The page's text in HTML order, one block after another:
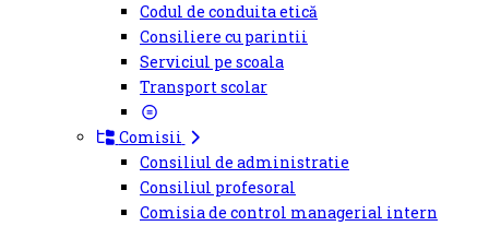
Codul de conduita etică
Consiliere cu parintii
Serviciul pe scoala
Transport scolar
Comisii
Consiliul de administratie
Consiliul profesoral
Comisia de control managerial intern